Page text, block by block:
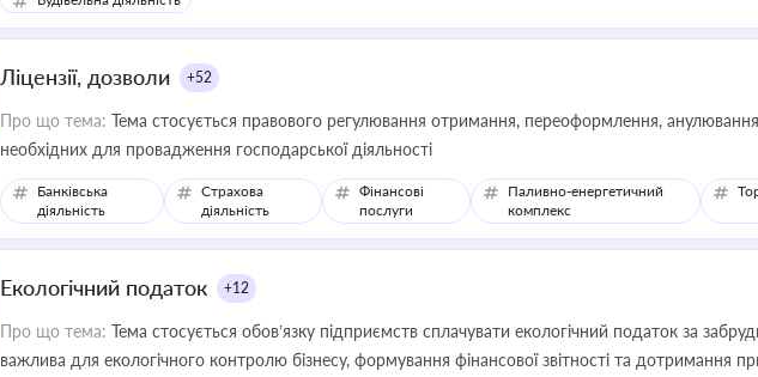
Ліцензії, дозволи +52
Про що тема: Тема стосується правового регулювання отримання, переоформлення, анулювання
необхідних для провадження господарської діяльності
Банківська
діяльність
Страхова
діяльність
Фінансові
послуги
Паливно-енергетичний
комплекс
Екологічний податок +12
Про що тема: Тема стосується обов’язку підприємств сплачувати екологічний податок за
важлива для екологічного контролю бізнесу, формування фінансової звітності та дотримання